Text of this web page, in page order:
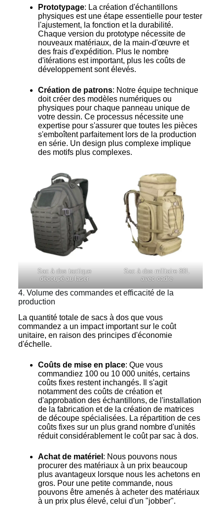
Prototypage: La création d'échantillons
physiques est une étape essentielle pour tester
l'ajustement, la fonction et la durabilité.
Chaque version du prototype nécessite de
nouveaux matériaux, de la main-d'œuvre et
des frais d'expédition. Plus le nombre
d'itérations est important, plus les coûts de
développement sont élevés.
Création de patrons: Notre équipe technique
doit créer des modèles numériques ou
physiques pour chaque panneau unique de
votre dessin. Ce processus nécessite une
expertise pour s'assurer que toutes les pièces
s'emboîtent parfaitement lors de la production
en série. Un design plus complexe implique
des motifs plus complexes.
Sac à dos tactique
découpé au laser
Sac à dos militaire 80L
avec cadre
4. Volume des commandes et efficacité de la
production
La quantité totale de sacs à dos que vous
commandez a un impact important sur le coût
unitaire, en raison des principes d'économie
d'échelle.
Coûts de mise en place: Que vous
commandiez 100 ou 10 000 unités, certains
coûts fixes restent inchangés. Il s'agit
notamment des coûts de création et
d'approbation des échantillons, de l'installation
de la fabrication et de la création de matrices
de découpe spécialisées. La répartition de ces
coûts fixes sur un plus grand nombre d'unités
réduit considérablement le coût par sac à dos.
Achat de matériel : Nous pouvons nous
procurer des matériaux à un prix beaucoup
plus avantageux lorsque nous les achetons en
gros. Pour une petite commande, nous
pouvons être amenés à acheter des matériaux
à un prix plus élevé, celui d'un "jobber".